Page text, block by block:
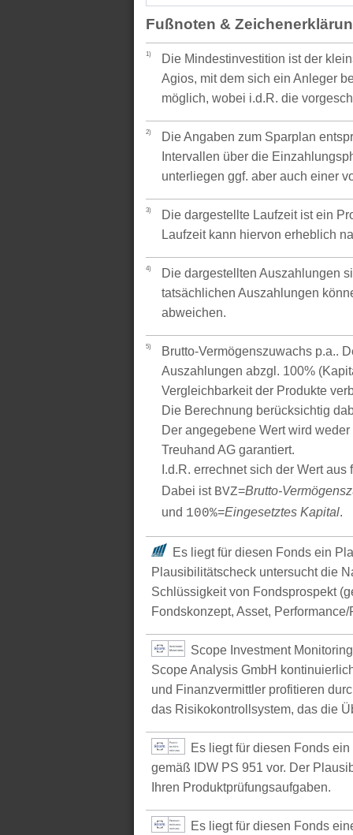
Fußnoten &
1)
Die Mindestinvestition ist der
Agios, mit dem sich ein Anleger
möglich, wobei i.d.R. die
2)
Die Angaben zum Sparplan
Intervallen über die
unterliegen ggf. aber auch einer
3)
Die dargestellte Laufzeit ist ein
Laufzeit kann hiervon erheblich
4)
Die dargestellten Auszahlungen
tatsächlichen Auszahlungen
abweichen.
5)
Brutto-Vermögenszuwachs p.a..
Auszahlungen abzgl. 100%
Vergleichbarkeit der Produkte
Die Berechnung berücksichtig
Der angegebene Wert wird
Treuhand AG garantiert.
I.d.R. errechnet sich der Wert
Dabei ist BVZ=Brutto-
und 100%=Eingesetztes Kapital.
Es liegt für diesen Fonds ein
Plausibilitätscheck untersucht die
Schlüssigkeit von Fondsprospekt
Fondskonzept, Asset,
Scope Investment
Scope Analysis GmbH
und Finanzvermittler profitieren
das Risikokontrollsystem, das die
Es liegt für diesen Fonds
gemäß IDW PS 951 vor. Der
Ihren Produktprüfungsaufgaben.
Es liegt für diesen Fonds